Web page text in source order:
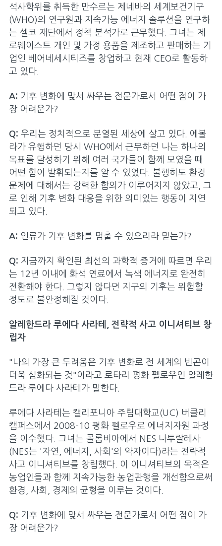
회원전용
내 로타리
클럽/지구 관리
우수 클럽 표창
클럽 창립하기
로타리 국제대회
프로필
로타리재단
석사학위를 취득한 만수르는 제네바의 세계보건기구
(WHO)의 연구원과 지속가능 에너지 솔루션을 연구하
는 셀코 재단에서 정책 분석가로 근무했다. 그녀는 제
로웨이스트 개인 및 가정 용품을 제조하고 판매하는 기
업인 베어네세시티즈를 창업하고 현재 CEO로 활동하
고 있다.
A: 기후 변화에 맞서 싸우는 전문가로서 어떤 점이 가
장 어려운가?
Q: 우리는 정치적으로 분열된 세상에 살고 있다. 에볼
라가 유행하던 당시 WHO에서 근무하던 나는 하나의
목표를 달성하기 위해 여러 국가들이 함께 모였을 때
어떤 힘이 발휘되는지를 알 수 있었다. 불행히도 환경
문제에 대해서는 강력한 합의가 이루어지지 않았고, 그
로 인해 기후 변화 대응을 위한 의미있는 행동이 지연
되고 있다.
A: 인류가 기후 변화를 멈출 수 있으리라 믿는가?
Q: 지금까지 확인된 최선의 과학적 증거에 따르면 우리
는 12년 이내에 화석 연료에서 녹색 에너지로 완전히
전환해야 한다. 그렇지 않다면 지구의 기후는 위험할
정도로 불안정해질 것이다.
알레한드라 루에다 사라테, 전략적 사고 이니셔티브 창
립자
"나의 가장 큰 두려움은 기후 변화로 전 세계의 빈곤이
더욱 심화되는 것"이라고 로타리 평화 펠로우인 알레한
드라 루에다 사라테가 말한다.
루에다 사라테는 캘리포니아 주립대학교(UC) 버클리
캠퍼스에서 2008-10 평화 펠로우로 에너지자원 과정
을 이수했다. 그녀는 콜롬비아에서 NES 나투랄레사
(NES는 '자연, 에너지, 사회'의 약자이다)라는 전략적
사고 이니셔티브를 창립했다. 이 이니셔티브의 목적은
농업인들과 함께 지속가능한 농업관행을 개선함으로써
환경, 사회, 경제의 균형을 이루는 것이다.
Q: 기후 변화에 맞서 싸우는 전문가로서 어떤 점이 가
장 어려운가?